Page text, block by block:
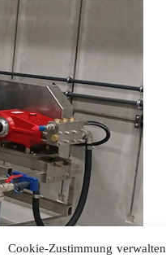
Cookie-Zustimmung verwalten